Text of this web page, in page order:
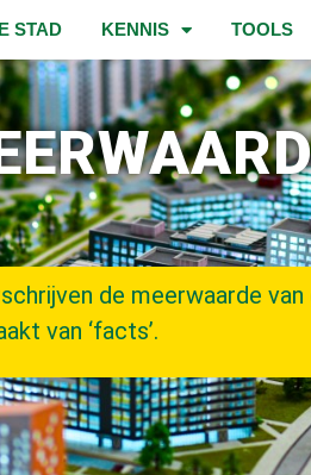
STAD KENNIS TOOLS
de meerwaarde van
van ‘facts’.